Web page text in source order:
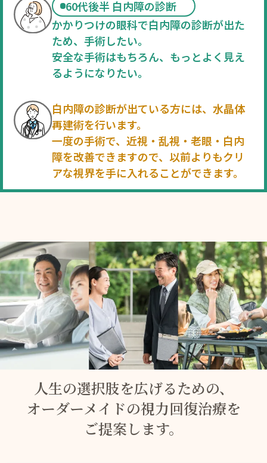
60代後半 白内障の診断
かかりつけの眼科で白内障の診断が出た
ため、手術したい。
安全な手術はもちろん、もっとよく見え
るようになりたい。
白内障の診断が出ている方には、水晶体
再建術を行います。
一度の手術で、近視・乱視・老眼・白内
障を改善できますので、 以前よりもクリ
アな視界を手に入れることができます。
人生の選択肢を広げるための、
オーダーメイドの視力回復治療を
ご提案します。
大阪 梅田(本院) 東京 新宿